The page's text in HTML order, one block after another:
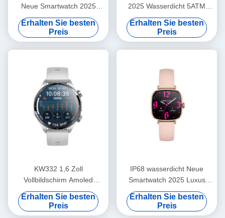
Neue Smartwatch 2025
Weibliche Mode Smartwatch
Erhalten Sie besten
Preis
2025 Wasserdicht 5ATM
Smartwatch mit 6 Satelliten
GPS
Erhalten Sie besten
Preis
KW332 1,6 Zoll
Vollbildschirm Amoled
Display Smartwatch 5ATM
Wasserdicht mit 6
Satellitenpositionierung
Erhalten Sie besten
Preis
IP68 wasserdicht Neue
Smartwatch 2025 Luxus
Premium Smartwatches
OEM ODM
Erhalten Sie besten
Preis